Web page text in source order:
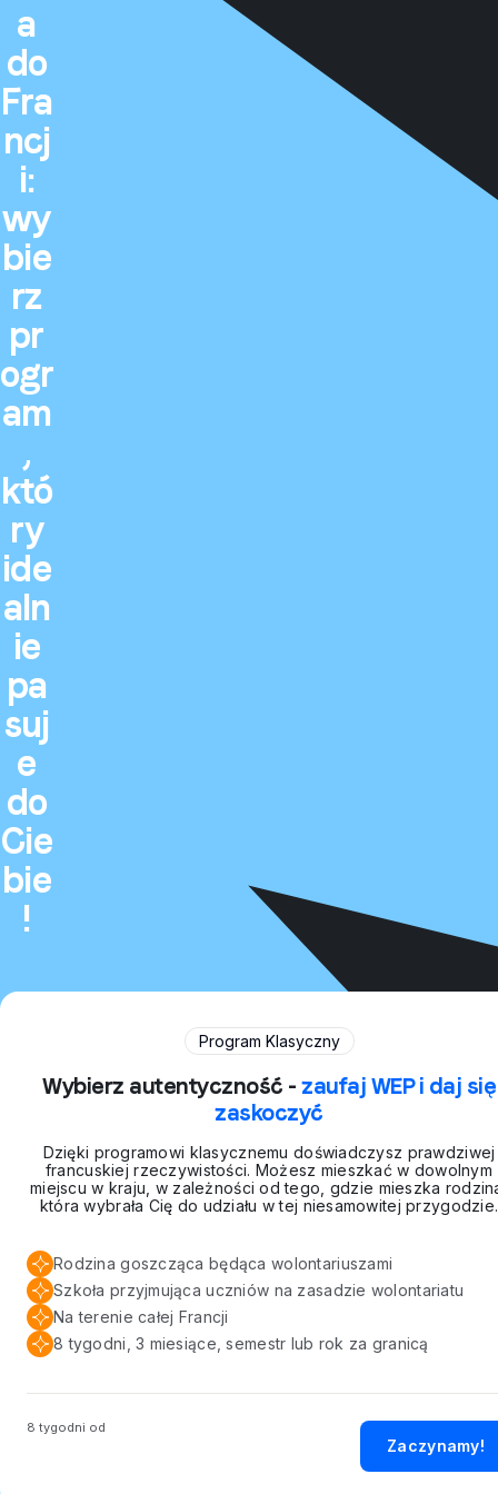
a
do
Fra
ncj
i:
wy
bie
rz
pr
ogr
am
,
któ
ry
ide
aln
ie
pa
suj
e
do
Cie
bie
!
Program Klasyczny
Wybierz autentyczność - zaufaj WEP i daj się
zaskoczyć
Dzięki programowi klasycznemu doświadczysz prawdziwej
francuskiej rzeczywistości. Możesz mieszkać w dowolnym
miejscu w kraju, w zależności od tego, gdzie mieszka
która wybrała Cię do udziału w tej niesamowitej przygodzie.
Rodzina goszcząca będąca wolontariuszami
Szkoła przyjmująca uczniów na zasadzie wolontariatu
Na terenie całej Francji
8 tygodni, 3 miesiące, semestr lub rok za granicą
8 tygodni od
Zaczynamy!